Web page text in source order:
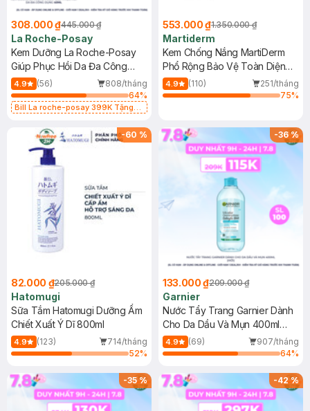
308.000 ₫445.000 ₫
La Roche-Posay
Kem Dưỡng La Roche-Posay
Giúp Phục Hồi Da Đa Công
Dụng 40ml
4.9 (56)
808/tháng
64%
Bill La roche-posay 399K Tặng
(SL có hạn)
553.000 ₫1.350.000 ₫
Martiderm
Kem Chống Nắng MartiDerm
Phổ Rộng Bảo Vệ Toàn Diện
40ml
4.9 (110)
251/tháng
75%
-60 %
82.000 ₫205.000 ₫
Hatomugi
Sữa Tắm Hatomugi Dưỡng Ẩm
Chiết Xuất Ý Dĩ 800ml
4.9 (123)
714/tháng
52%
-36%
133.000 ₫209.000 ₫
Garnier
Nước Tẩy Trang Garnier Dành
Cho Da Dầu Và Mụn 400ml
(Mới)
4.9 (69)
907/tháng
64%
-35% -42%